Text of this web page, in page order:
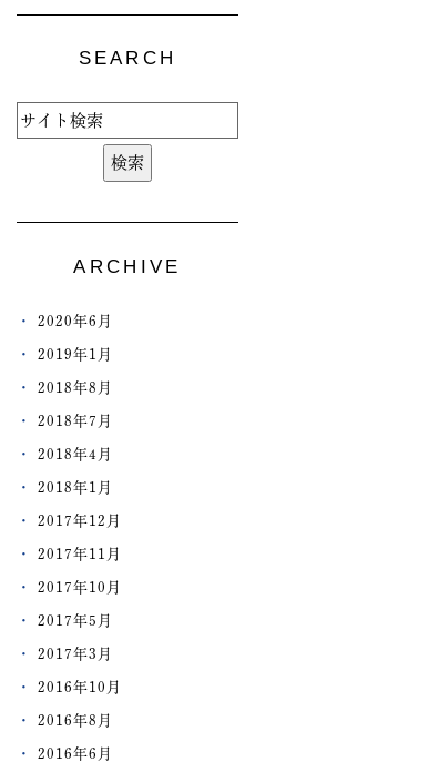
SEARCH
ARCHIVE
2020年6月
2019年1月
2018年8月
2018年7月
2018年4月
2018年1月
2017年12月
2017年11月
2017年10月
2017年5月
2017年3月
2016年10月
2016年8月
2016年6月